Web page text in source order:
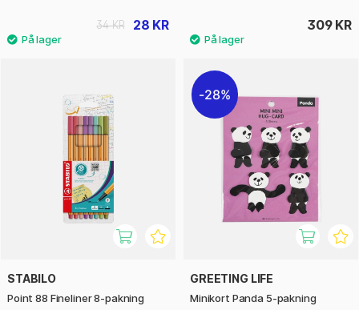
28 KR
34 KR 309 KR
STABILO
Point 88 Fineliner 8-pakning
28%
GREETING LIFE
Minikort Panda 5-pakning